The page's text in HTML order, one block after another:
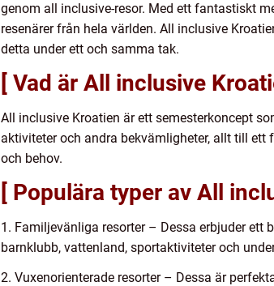
genom all inclusive-resor. Med ett fantastiskt
resenärer från hela världen. All inclusive
detta under ett och samma tak.
[ Vad är All inclusive
All inclusive Kroatien är ett semesterkoncept
aktiviteter och andra bekvämligheter, allt till ett
och behov.
[ Populära typer av All
1. Familjevänliga resorter – Dessa erbjuder
barnklubb, vattenland, sportaktiviteter och
2. Vuxenorienterade resorter – Dessa är